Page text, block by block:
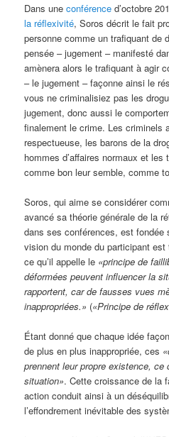
Dans uneconférence d’octobre
la réflexivité, Soros décrit le fait
personne comme un trafiquant de
pensée – jugement – manifesté
amènera alors le trafiquant à agir
– le jugement – façonne ainsi le
vous ne criminalisiez pas les
jugement, donc aussi le
finalement le crime. Les criminels
respectueuse, les barons de la
hommes d’affaires normaux et
comme bon leur semble, comme
Soros, qui aime se considérer
avancé sa théorie générale de la
dans ses conférences, est fondée
vision du monde du participant
ce qu’il appelle le «principe de
déformées peuvent influencer la
rapportent, car de fausses vues
inappropriées.» («Principe de
Étant donné que chaque idée
de plus en plus inappropriée, ces
prennent leur propre existence,
situation». Cette croissance de la
action conduit ainsi à un
l’effondrement inévitable des